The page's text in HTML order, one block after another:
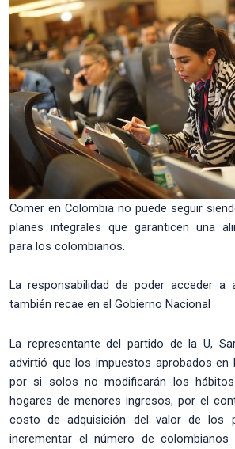
Comer en Colombia no puede seguir
planes integrales que garanticen una
para los colombianos.
La responsabilidad de poder acceder a
también recae en el Gobierno Nacional
La representante del partido de la U,
advirtió que los impuestos aprobados en
por si solos no modificarán los
hogares de menores ingresos, por el
costo de adquisición del valor de los
incrementar el número de